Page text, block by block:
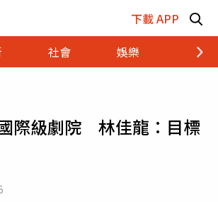
下載 APP
社會 娛樂 財經
際級劇院 林佳龍：目標